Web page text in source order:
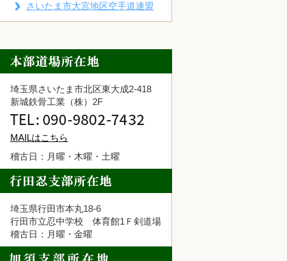
さいたま市大宮地区空手道連盟
埼玉県さいたま市北区東大成2-418
新城鉄骨工業（株）2F
MAILはこちら
稽古日：月曜・木曜・土曜
埼玉県行田市本丸18-6
行田市立忍中学校 体育館1Ｆ剣道場
稽古日：月曜・金曜